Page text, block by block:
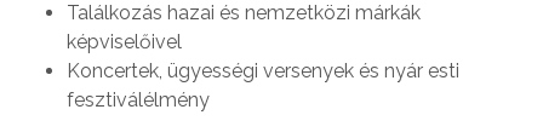
Találkozás hazai és nemzetközi márkák
képviselőivel
Koncertek, ügyességi versenyek és nyár esti
fesztiválélmény